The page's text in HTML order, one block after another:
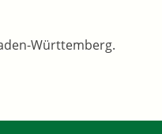
Württemberg.